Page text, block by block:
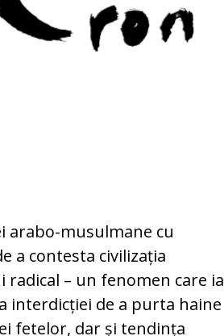
arabo-musulmane cu
a contesta civilizația
– un fenomen care ia
interdicției de a purta haine
fetelor, dar și tendința